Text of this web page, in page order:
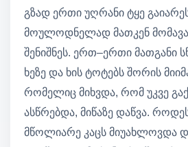
გზად ერთი უღრანი ტყე
მოულოდნელად მათკენ
შენიშნეს. ერთ–ერთი მათგანი
ხეზე და ხის ტოტებს შორის
რომელიც მიხვდა, რომ უკვე
ასწრებდა, მიწაზე დაწვა.
მწოლიარე კაცს მიუახლოვდა